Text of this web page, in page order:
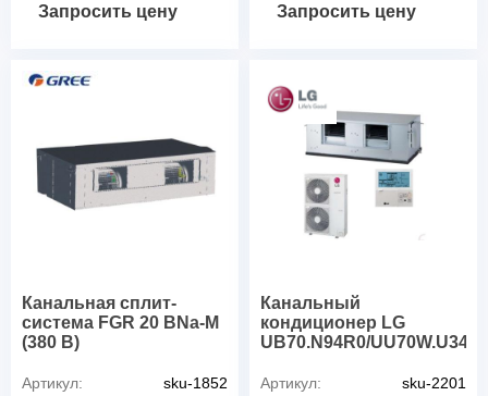
Запросить цену Запросить цену
Канальная сплит-
система FGR 20 BNa-M
(380 В)
Артикул:
sku-1852
Канальный
кондиционер LG
UB70.N94R0/
Артикул:
sku-2201